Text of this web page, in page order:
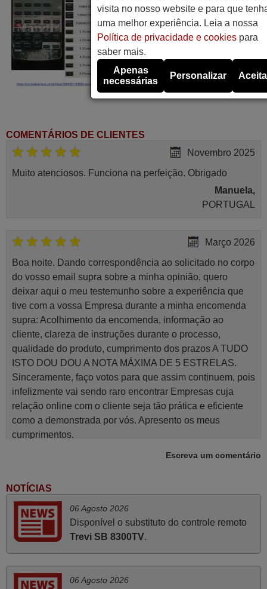
COMENTÁRIOS DE CLIENTES
Novembro 2025
Muito atenciosos. Funciona na perfeição. Obrigado
Manuela,
PORTUGAL
Março 2026
Boa noite. Dando correspondência ao solicitado no corpo
do vosso email supra sobre a minha opinião, quero
deixar aqui o meu testemunho sobre a experiência que
tive com a vossa Empresa durante a minha encomenda
supra: Acolhimento da encomenda, informação ao
cliente, clareza de instruções durante o processo,
qualidade do produto, cumprimento dos prazos A TUDO
ISTO DOU DOU A NOTA MÁXIMA DE 5 ESTRELAS.
Sinceramente, faço votos para que assim continuem, pois
infelizmente vai sendo raro encontrar Empresas cuja
relação online com o cliente seja tão prática e eficiente
como a demonstrada por vós. Apresento os meus
cumprimentos.
Paulo,
A funcionar de imediato. 100%. Obrigado
PORTUGAL
Escreva um comentário
NOTÍCIAS
06 Agosto 2026
Disponível o substituto do controle remoto
Trevi SB 8300TV.
06 Agosto 2026
visita no nosso website e para que
uma melhor experiência. Leia a nossa
Política de privacidade e cookiespara
saber mais.
Apenas
necessárias
Personalizar